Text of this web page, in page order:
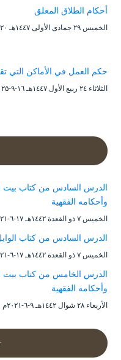
أحكام الطلاق المعلق
الخميس ۲۹ جمادى الأولى ۱٤٤۷هـ ۲۰-۱۱-۲۰۲۵م
حكم العمل في الأماكن التي
الثلاثاء ۲٤ ربيع الأول ۱٤٤۷هـ ۱٦-۹-۲۰۲۵م
الدرس السادس من كتاب بيت
وأحكامه الفقهية
الخميس ۷ ذو القعدة ۱٤٤۲هـ ۱۷-٦-۲۰۲۱م
الدرس السادس من كتاب
الخميس ۷ ذو القعدة ۱٤٤۲هـ ۱۷-٦-۲۰۲۱م
الدرس الخامس من كتاب بيت
وأحكامه الفقهية
الأربعاء ۲۸ شوال ۱٤٤۲هـ ۹-٦-۲۰۲۱م